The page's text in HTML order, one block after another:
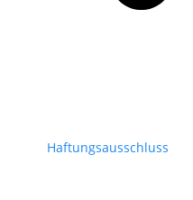
Haftungsausschluss